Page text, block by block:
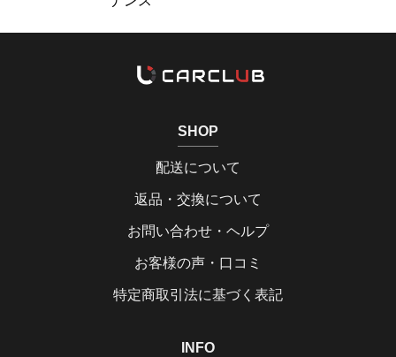
SHOP
配送について
返品・交換について
お問い合わせ・ヘルプ
お客様の声・口コミ
特定商取引法に基づく表記
INFO